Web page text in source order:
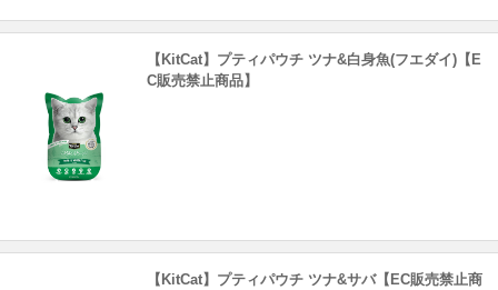
【KitCat】プティパウチ ツナ&白身魚(フエダイ)【E
C販売禁止商品】
【KitCat】プティパウチ ツナ&サバ【EC販売禁止商